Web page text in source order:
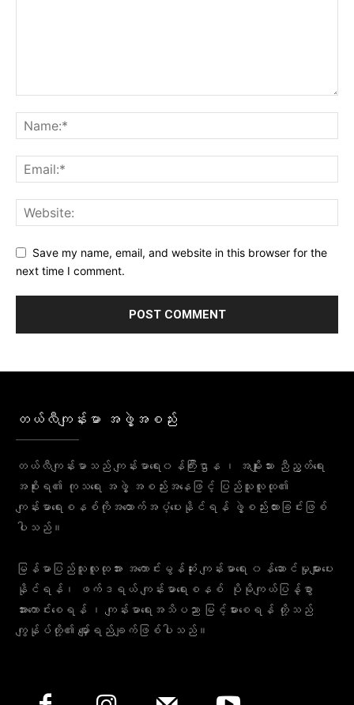
Save my name, email, and website in this browser for the
next time I comment.
တယ်လီကျန်းမာ အဖွဲ့အစည်း
တယ်လီကျန်းမာသည် ကျန်းမာရေး၀န်ကြီးဌာန ၊ အမျိုးသား ညီညွတ်ရေး
အစိုးရ၏ ကုသရေး အဖွဲ့ အစည်းအနေဖြင့် ပြည်သူလူထု၏
ကျန်းမာရေးစနစ်ကိုအထောက်အပံ့ပေးနိုင်ရန် ဖွဲ့စည်းထားခြင်းဖြစ်
ပါသည်။
မြန်မာပြည်သူလူထုအား အကောင်းမွန်ဆုံး ကျန်းမာရေး ၀န်ဆောင်မှုများပေး
နိုင်ရန်၊ ဖက်ဒရယ် ကျန်းမာရေးစနစ် ပိုမိုကျယ်ပြန့်စွာ
အားကောင်းစေရန် ၊ ကျန်းမာရေးအသိပညာ မြင့်မားစေရန် တို့သည်
ကျွန်ုပ်တို့၏ မျှော်ရည်ချက်ဖြစ်ပါသည်။